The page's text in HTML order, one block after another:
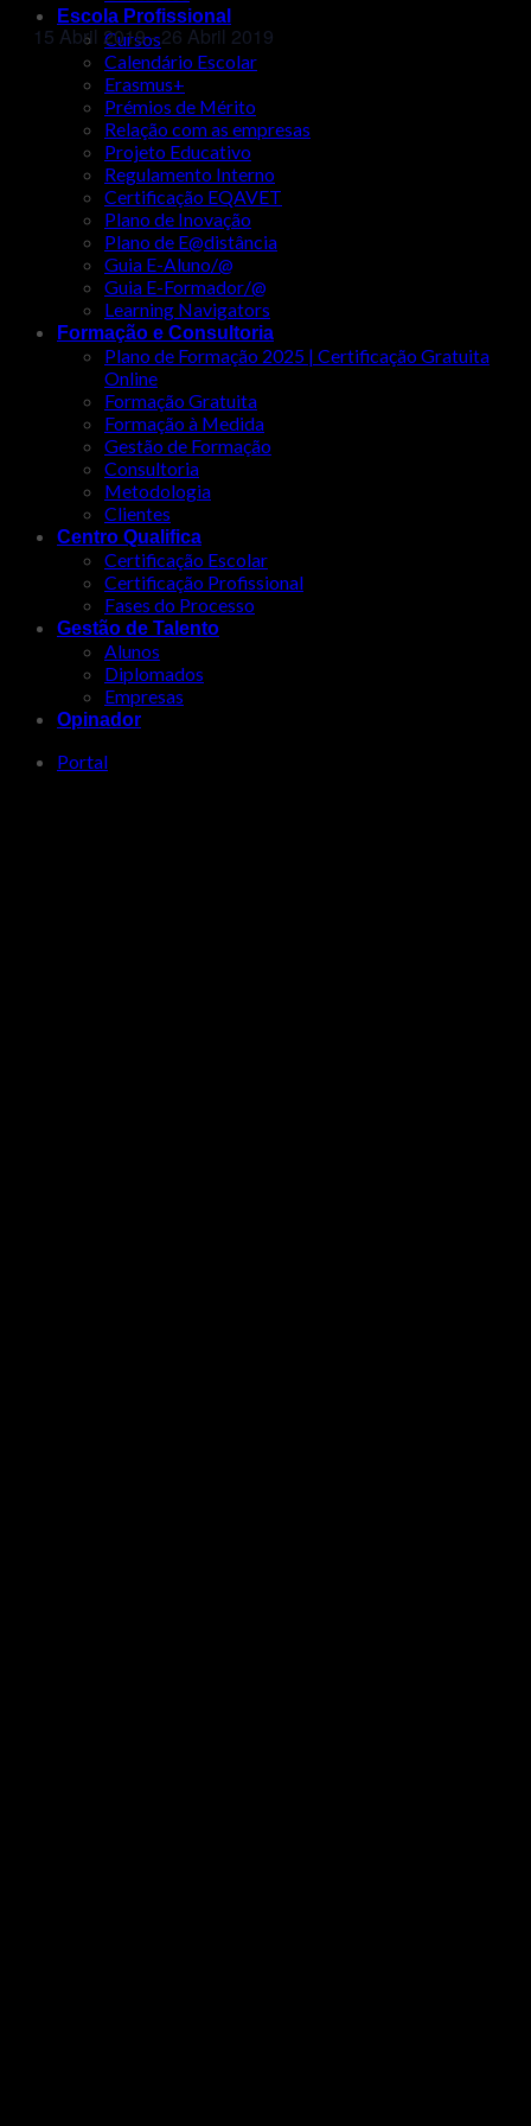
Escola Profissional
Cursos
Calendário Escolar
Erasmus+
Prémios de Mérito
Relação com as empresas
Projeto Educativo
Regulamento Interno
Certificação EQAVET
Plano de Inovação
Plano de E@distância
Guia E-Aluno/@
Guia E-Formador/@
Learning Navigators
Formação e Consultoria
Plano de Formação 2025 | Certificação Gratuita
Online
Formação Gratuita
Formação à Medida
Gestão de Formação
Consultoria
Metodologia
Clientes
Centro Qualifica
Certificação Escolar
Certificação Profissional
Fases do Processo
Gestão de Talento
Alunos
Diplomados
Empresas
Opinador
Portal
15 Abril 2019-26 Abril 2019